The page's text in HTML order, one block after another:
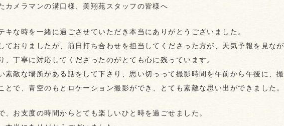
カメラマンの溝口様、美翔苑スタッフの皆様へ
キな時を一緒に過ごさせていただき本当にありがとうございました。
ておりましたが、前日打ち合わせを担当してくださった方が、天気予報を見なが
、丁寧に対応してくださったのがとても心に残っています。
素敵な場所がある話をして下さり、思い切っって撮影時間を午前から午後に、撮
とで、青空のもとロケーション撮影ができ、とても素敵な思い出ができました。
お支度の時間からとても楽しいひと時を過ごせました。